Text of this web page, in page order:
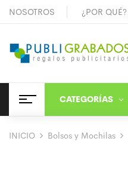
NOSOTROS ¿POR QUÉ?
CATEGORÍAS
INICIO Bolsos y Mochilas